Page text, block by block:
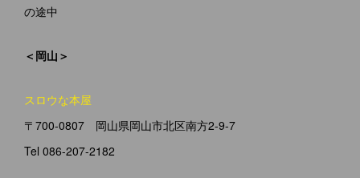
の途中
＜岡山＞
スロウな本屋
〒700-0807 岡山県岡山市北区南方2-9-7
Tel 086-207-2182